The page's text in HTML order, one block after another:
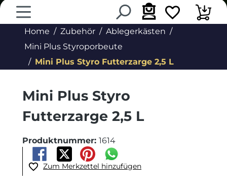
Home Zubehör
Ablegerkästen
Mini Plus Styroporbeute
Mini Plus Styro Futterzarge 2,5 L
Mini Plus Styro
Futterzarge 2,5 L
Produktnummer: 1614
Zum Merkzettel hinzufügen